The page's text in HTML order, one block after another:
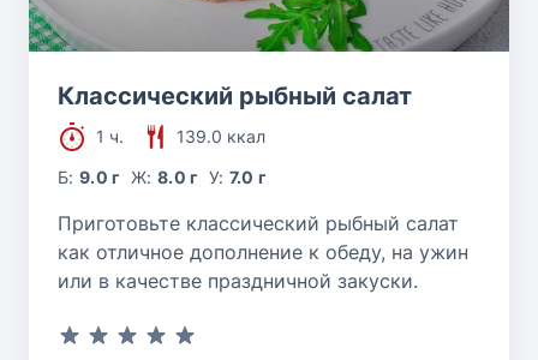
Классический рыбный салат
1 ч.
139.0 ккал
Б:9.0 г Ж: 8.0 г У: 7.0 г
Приготовьте классический рыбный салат
как отличное дополнение к обеду, на ужин
или в качестве праздничной закуски.